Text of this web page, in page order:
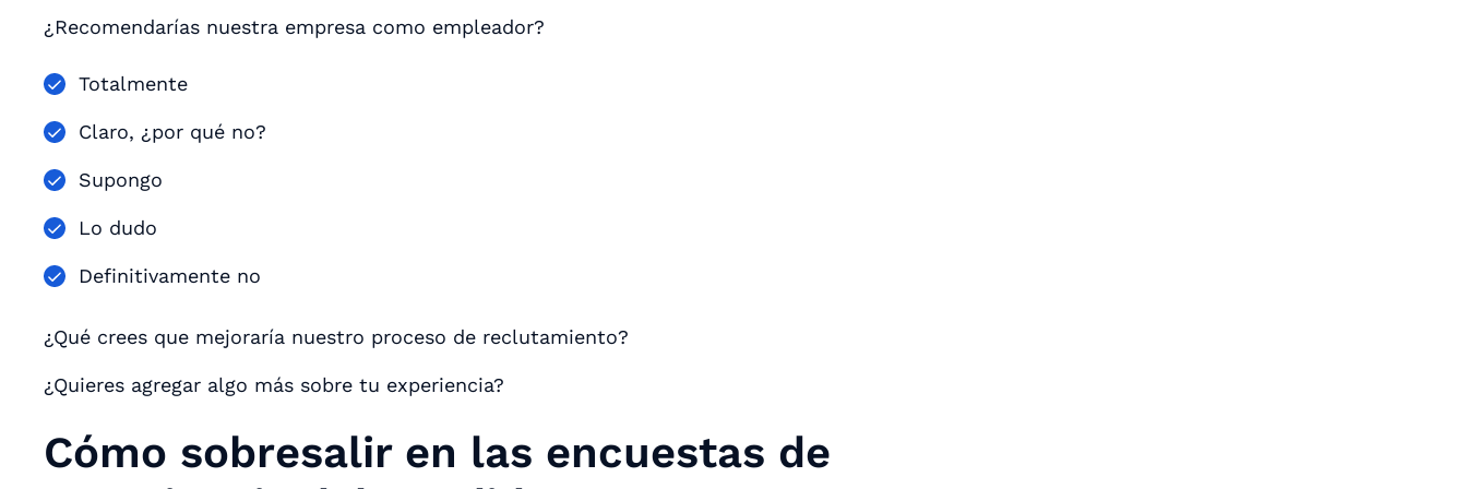
¿Recomendarías nuestra empresa como empleador?
Totalmente
Claro, ¿por qué no?
Supongo
Lo dudo
Definitivamente no
¿Qué crees que mejoraría nuestro proceso de reclutamiento?
¿Quieres agregar algo más sobre tu experiencia?
Cómo sobresalir en las encuestas de